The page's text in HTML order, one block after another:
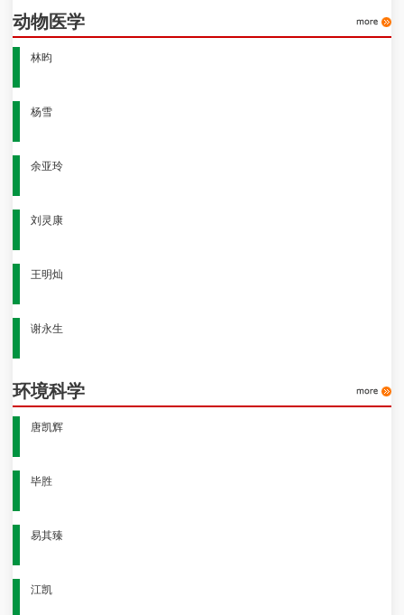
动物医学
林昀
杨雪
余亚玲
刘灵康
王明灿
谢永生
环境科学
唐凯辉
毕胜
易其臻
江凯